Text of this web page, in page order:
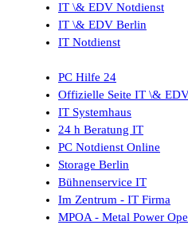
IT \& EDV Notdienst
IT \& EDV Berlin
IT Notdienst
PC Hilfe 24
Offizielle Seite IT \&
IT Systemhaus
24 h Beratung IT
PC Notdienst Online
Storage Berlin
Bühnenservice IT
Im Zentrum - IT Firma
MPOA - Metal Power